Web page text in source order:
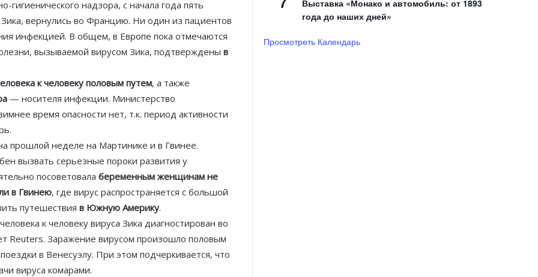
гигиенического надзора, с начала года пять
вернулись во Францию. Ни один из пациентов
инфекцией. В общем, в Европе пока отмечаются
вызываемой вирусом Зика, подтверждены в
к человеку половым путем, а также
— носителя инфекции. Министерство
время опасности нет, т.к. период активности
прошлой неделе на Мартинике и в Гвинее.
вызвать серьезные пороки развития у
посоветовала беременным женщинам не
в Гвинею, где вирус распространяется с большой
путешествия в Южную Америку.
к человеку вируса Зика диагностирован во
Reuters. Заражение вирусом произошло половым
в Венесуэлу. При этом подчеркивается, что
вируса комарами.
Шарлен посетили 77-й Бал
Красного Креста Монако
Шарль Леклер вновь в борьбе:
паузой
SBM и Be Safe Monaco продлили
партнёрство ради безопасных
летних ночей
В Монако раскрыли мошенничество
с драгоценностями на сумму свыше
€1 млн
Выставка «Монако и автомобиль: от 1893
года до наших дней»
Просмотреть Календарь